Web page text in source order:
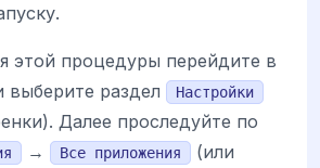
этой процедуры перейдите в
выберите раздел
Настройки
Далее проследуйте по
→ Все приложения
(или